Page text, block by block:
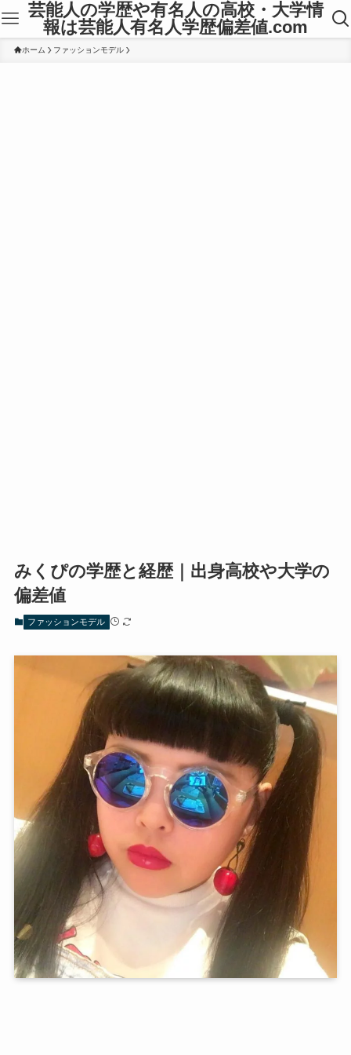
芸能人の学歴や有名人の高校・大学情
報は芸能人有名人学歴偏差値.com
ホーム ファッションモデル
みくぴの学歴と経歴｜出身高校や大学の
偏差値
ファッションモデル